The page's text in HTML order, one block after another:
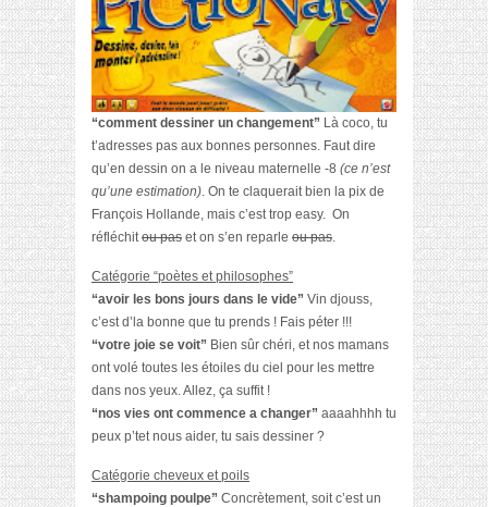
“comment dessiner un changement” Là coco, tu
t’adresses pas aux bonnes personnes. Faut dire
qu’en dessin on a le niveau maternelle -8 (ce n’est
qu’une estimation) . On te claquerait bien la pix de
François Hollande, mais c’est trop easy. On
réfléchit ou pas et on s’en reparle ou pas
Catégorie “poètes et philosophes”
“avoir les bons jours dans le vide” Vin djouss,
c’est d’la bonne que tu prends ! Fais péter !!!
“votre joie se voit” Bien sûr chéri, et nos mamans
ont volé toutes les étoiles du ciel pour les mettre
dans nos yeux. Allez, ça suffit !
“nos vies ont commence a changer” aaaahhhh tu
peux p’tet nous aider, tu sais dessiner ?
Catégorie cheveux et poils
“shampoing poulpe” Concrètement, soit c’est un